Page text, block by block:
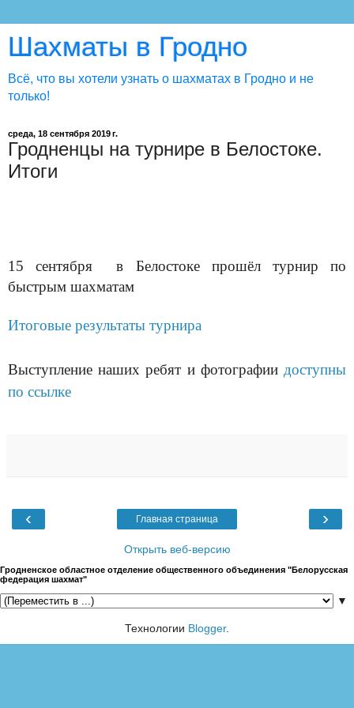
Шахматы в Гродно
Всё, что вы хотели узнать о шахматах в Гродно и не
только!
среда, 18 сентября 2019 г.
Гродненцы на турнире в Белостоке.
Итоги
15 сентября в Белостоке прошёл турнир по
быстрым шахматам
Итоговые результаты турнира
Выступление наших ребят и фотографии доступны
по ссылке
‹ ›
Главная страница
Открыть веб-версию
Гродненское областное отделение общественного объединения "Белорусская
федерация шахмат"
▼
Технологии Blogger.